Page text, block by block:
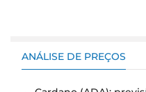
ANÁLISE DE PREÇOS